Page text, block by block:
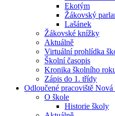
Ekotým
Žákovský
Lašánek
Žákovské knížky
Aktuálně
Virtuální prohlídka
Školní časopis
Kronika školního
Zápis do 1. třídy
Odloučené pracoviště Nová
O škole
Historie školy